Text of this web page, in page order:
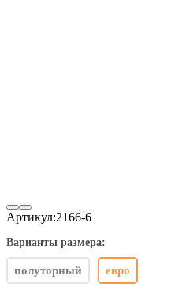
Артикул:2166-6
Варианты размера:
полуторный евро